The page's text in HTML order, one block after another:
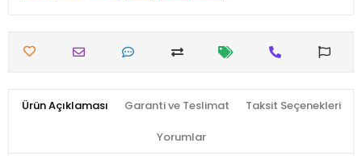
Ürün Açıklaması Garanti ve Teslimat Taksit Seçenekleri
Yorumlar